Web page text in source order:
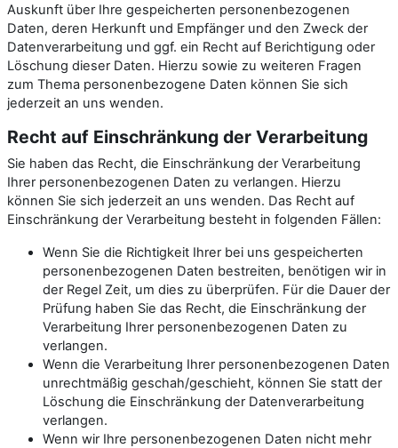
Auskunft über Ihre gespeicherten personenbezogenen
Daten, deren Herkunft und Empfänger und den Zweck der
Datenverarbeitung und ggf. ein Recht auf Berichtigung oder
Löschung dieser Daten. Hierzu sowie zu weiteren Fragen
zum Thema personenbezogene Daten können Sie sich
jederzeit an uns wenden.
Recht auf Einschränkung der Verarbeitung
Sie haben das Recht, die Einschränkung der Verarbeitung
Ihrer personenbezogenen Daten zu verlangen. Hierzu
können Sie sich jederzeit an uns wenden. Das Recht auf
Einschränkung der Verarbeitung besteht in folgenden Fällen:
Wenn Sie die Richtigkeit Ihrer bei uns gespeicherten
personenbezogenen Daten bestreiten, benötigen wir in
der Regel Zeit, um dies zu überprüfen. Für die Dauer der
Prüfung haben Sie das Recht, die Einschränkung der
Verarbeitung Ihrer personenbezogenen Daten zu
verlangen.
Wenn die Verarbeitung Ihrer personenbezogenen Daten
unrechtmäßig geschah/geschieht, können Sie statt der
Löschung die Einschränkung der Datenverarbeitung
verlangen.
Wenn wir Ihre personenbezogenen Daten nicht mehr